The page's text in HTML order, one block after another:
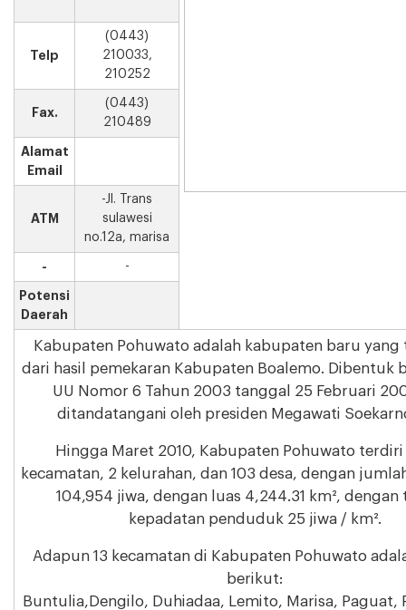
Telp
(0443)
210033,
210252
Fax.
(0443)
210489
Alamat
Email
ATM
-Jl. Trans
sulawesi
no.12a, marisa
- -
Potensi
Daerah
Kabupaten Pohuwato adalah kabupaten baru
dari hasil pemekaran Kabupaten Boalemo. Dibentuk
UU Nomor 6 Tahun 2003 tanggal 25 Februari
ditandatangani oleh presiden Megawati
Hingga Maret 2010, Kabupaten Pohuwato terdiri
kecamatan, 2 kelurahan, dan 103 desa, dengan
104,954 jiwa, dengan luas 4,244.31 km², dengan
kepadatan penduduk 25 jiwa / km².
Adapun 13 kecamatan di Kabupaten Pohuwato
berikut:
Buntulia,Dengilo, Duhiadaa, Lemito, Marisa, Paguat,